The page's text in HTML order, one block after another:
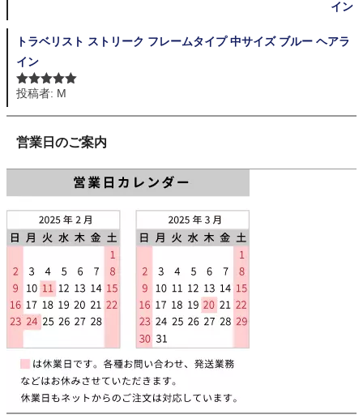
トラベリスト ストリーク フレームタイプ 中サイズ ブルー ヘアラ
イン
5段階中 5の
投稿者: M
営業日のご案内